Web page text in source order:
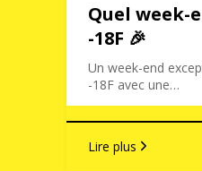
Quel week-
-18F 🎉
Un week-end
-18F avec une…
Lire plus